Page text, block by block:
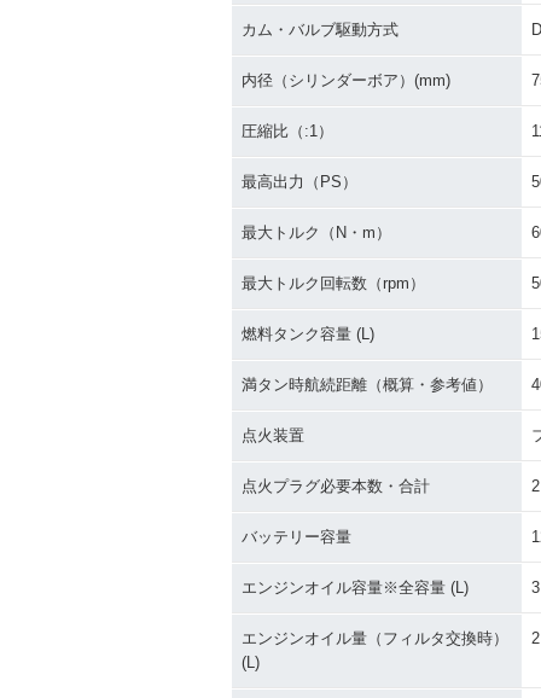
カム・バルブ駆動方式
内径（シリンダーボア）(mm)
圧縮比（:1）
最高出力（PS）
最大トルク（N・m）
最大トルク回転数（rpm）
燃料タンク容量 (L)
満タン時航続距離（概算・参考値）
点火装置
点火プラグ必要本数・合計 2
バッテリー容量
エンジンオイル容量※全容量 (L)
エンジンオイル量（フィルタ交換時）
(L)